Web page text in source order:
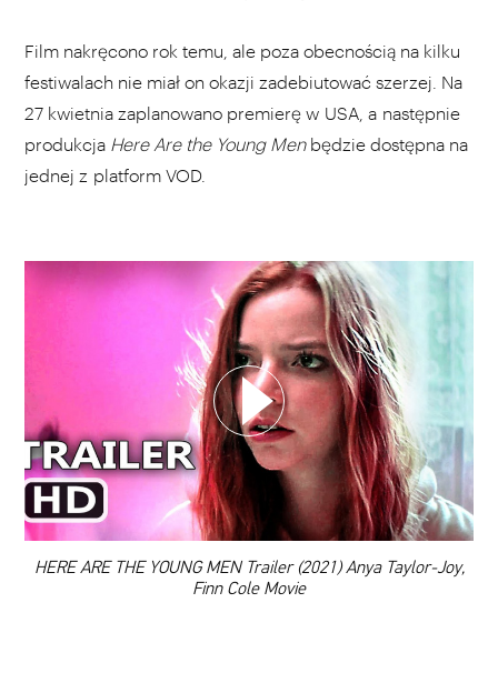
Film nakręcono rok temu, ale poza obecnością na kilku
festiwalach nie miał on okazji zadebiutować szerzej. Na
27 kwietnia zaplanowano premierę w USA, a następnie
produkcja Here Are the Young Menbędzie dostępna na
jednej z platform VOD.
00:00
HERE ARE THE YOUNG MEN Trailer (2021) Anya Taylor-Joy,
Finn Cole Movie
DODAJ TEN FILM DO PLAYLISTY